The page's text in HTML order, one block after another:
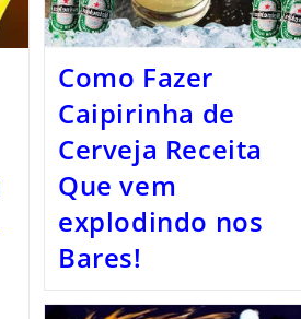
Como Fazer
Caipirinha de
Cerveja Receita
Que vem
explodindo nos
Bares!